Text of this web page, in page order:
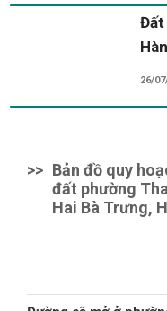
Đất
26/
>> Bản đồ quy
đất phường
Hai Bà Trưng,